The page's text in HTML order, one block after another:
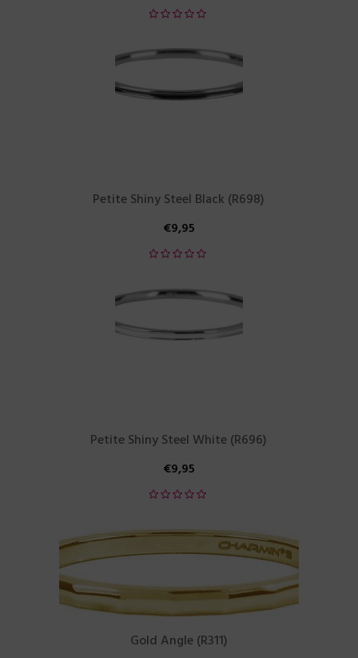
Petite Shiny Steel Black (R698)
€9,95
Petite Shiny Steel White (R696)
€9,95
Gold Angle (R311)